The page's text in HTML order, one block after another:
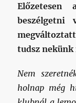
Előzetesen
beszélgetni
tudsz
Nem
holnap még